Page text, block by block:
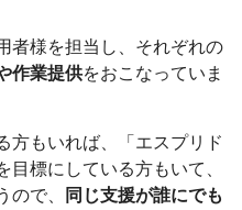
者様を担当し、それぞれの
作業提供をおこなっていま
方もいれば、「エスプリド
標にしている方もいて、
で、
同じ支援が誰にでも